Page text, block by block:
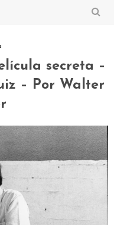
secreta –
– Por Walter